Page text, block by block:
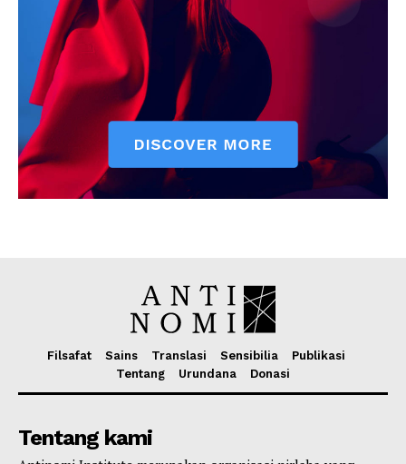
Filsafat Sains Translasi Sensibilia
Publikasi
Tentang
Urundana Donasi
Tentang kami